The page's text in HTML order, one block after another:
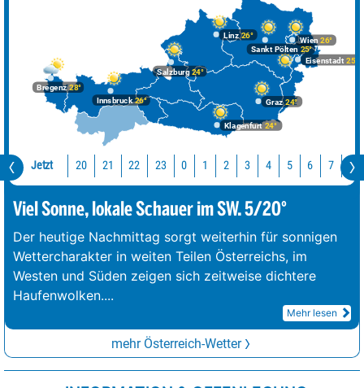
Bregenz28°
Graz24°
Innsbruck26°
Klagenfurt 24°
Linz26°
Salzburg24°
Wien 26°
Eisenstadt 25°
Sankt Pölten 25°
Jetzt 20 21 22 23 0 1 2 3 4 5 6 7 8
Viel Sonne, lokale Schauer im SW. 5/20°
Der heutige Nachmittag sorgt weiterhin für sonnigen
Wettercharakter in weiten Teilen Österreichs, im
Westen und Süden zeigen sich zeitweise dichtere
Haufenwolken....
Mehr lesen
mehr Österreich-Wetter